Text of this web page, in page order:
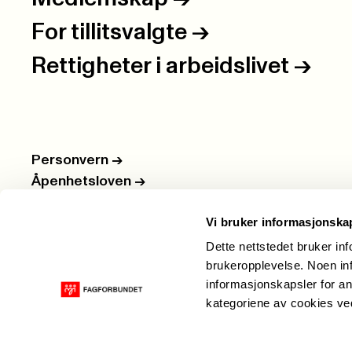
Vi bruker
Dette nettstedet bruker
brukeropplevelse. Noen
informasjonskapsler for
kategoriene av cookies
For tillitsvalgte ->
Rettigheter i arbeidslivet ->
Personvern ->
Åpenhetsloven ->